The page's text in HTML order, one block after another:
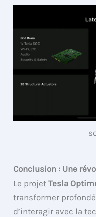
Conclusion : Une
Le projetTesla
transformer
d’interagir avec la